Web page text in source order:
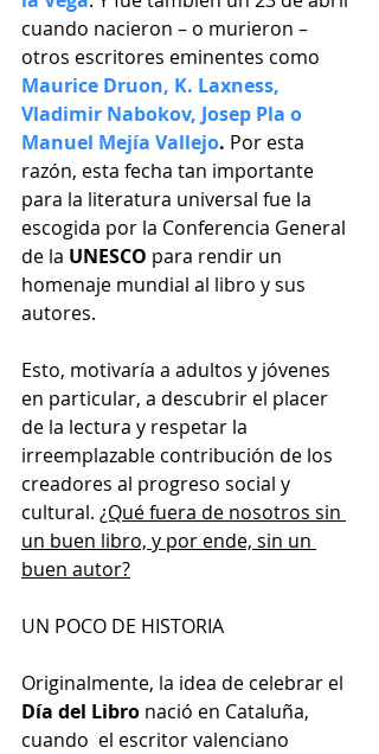
cuando nacieron – o murieron –
otros escritores eminentes como
Maurice Druon, K. Laxness,
Vladimir Nabokov, Josep Pla o
Manuel Mejía Vallejo. Por esta
razón, esta fecha tan importante
para la literatura universal fue la
escogida por la Conferencia General
de la UNESCO para rendir un
homenaje mundial al libro y sus
autores.
Esto, motivaría a adultos y jóvenes
en particular, a descubrir el placer
de la lectura y respetar la
irreemplazable contribución de los
creadores al progreso social y
cultural. ¿Qué fuera de nosotros sin
un buen libro, y por ende, sin un
buen autor?
UN POCO DE HISTORIA
Originalmente, la idea de celebrar el
Día del Libro nació en Cataluña,
cuando  el escritor valenciano